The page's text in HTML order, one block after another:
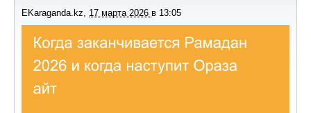
EKaraganda.kz, 17 марта 2026 в 13:05